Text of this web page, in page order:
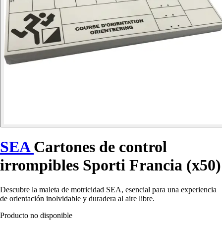
SEACartones de control
irrompibles Sporti Francia (x50)
Descubre la maleta de motricidad SEA, esencial para una experiencia
de orientación inolvidable y duradera al aire libre.
Producto no disponible